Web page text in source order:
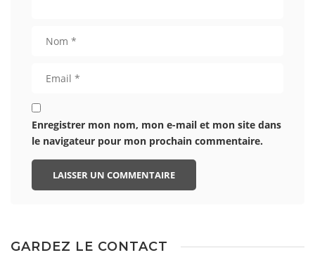
Enregistrer mon nom, mon e-mail et mon site dans
le navigateur pour mon prochain commentaire.
GARDEZ LE CONTACT